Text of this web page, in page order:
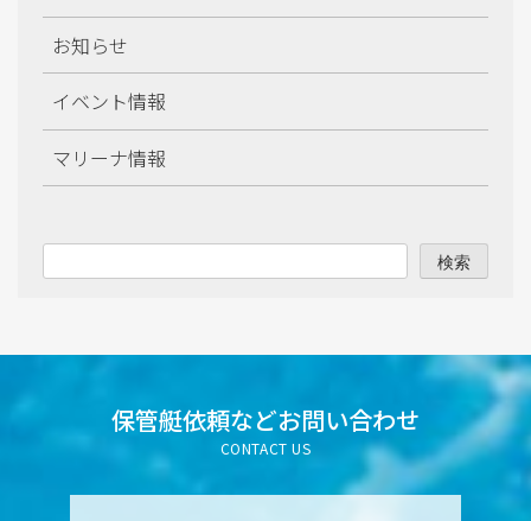
2026年1月
2025年12月
2025年11月
2025年10月
2025年9月
2025年7月
2025年6月
お知らせ
イベント情報
マリーナ情報
検索
保管艇依頼などお問い合わせ
CONTACT US